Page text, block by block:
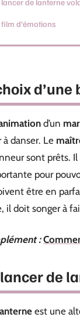
lancer de lanterne
d’émotions
d’un
danser. Le
sont prêts.
pour
être en
il doit songer à
:
de
est une